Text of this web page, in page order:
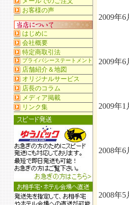
2009年6
2009年6
2009年1
2008年6
2008年5